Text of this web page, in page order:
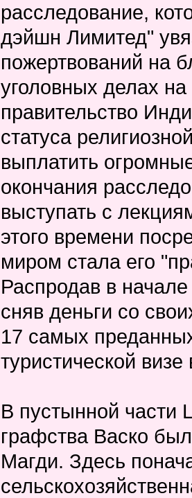
расследование,
дэйшн Лимитед"
пожертвований на
уголовных делах
правительство
статуса
выплатить
окончания
выступать с
этого времени
миром стала его
Распродав в
сняв деньги со
17 самых
туристической
В пустынной части
графства Васко
Магди. Здесь